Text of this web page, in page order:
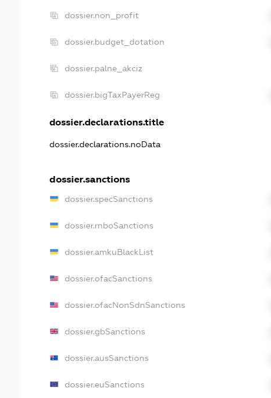
dossier.non_profit
dossier.budget_dotation
dossier.palne_akciz
dossier.bigTaxPayerReg
dossier.declarations.title
dossier.declarations.noData
dossier.sanctions
dossier.specSanctions
dossier.rnboSanctions
dossier.amkuBlackList
dossier.ofacSanctions
dossier.ofacNonSdnSanctions
dossier.gbSanctions
dossier.ausSanctions
dossier.euSanctions